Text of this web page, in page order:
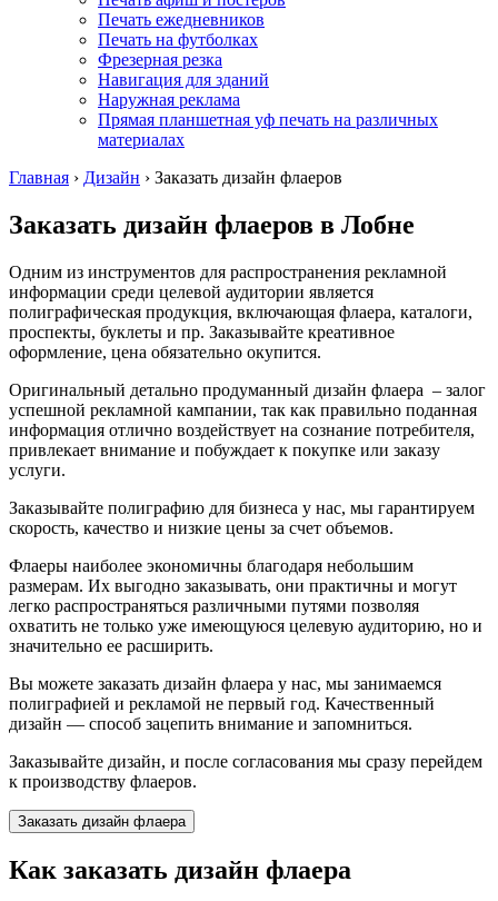
Печать ежедневников
Печать на футболках
Фрезерная резка
Навигация для зданий
Наружная реклама
Прямая планшетная уф печать на различных
материалах
Главная › Дизайн › Заказать дизайн флаеров
Заказать дизайн флаеров в Лобне
Одним из инструментов для распространения рекламной
информации среди целевой аудитории является
полиграфическая продукция, включающая флаера, каталоги,
проспекты, буклеты и пр. Заказывайте креативное
оформление, цена обязательно окупится.
Оригинальный детально продуманный дизайн флаера – залог
успешной рекламной кампании, так как правильно поданная
информация отлично воздействует на сознание потребителя,
привлекает внимание и побуждает к покупке или заказу
услуги.
Заказывайте полиграфию для бизнеса у нас, мы гарантируем
скорость, качество и низкие цены за счет объемов.
Флаеры наиболее экономичны благодаря небольшим
размерам. Их выгодно заказывать, они практичны и могут
легко распространяться различными путями позволяя
охватить не только уже имеющуюся целевую аудиторию, но и
значительно ее расширить.
Вы можете заказать дизайн флаера у нас, мы занимаемся
полиграфией и рекламой не первый год. Качественный
дизайн — способ зацепить внимание и запомниться.
Заказывайте дизайн, и после согласования мы сразу перейдем
к производству флаеров.
Заказать дизайн флаера
Как заказать дизайн флаера